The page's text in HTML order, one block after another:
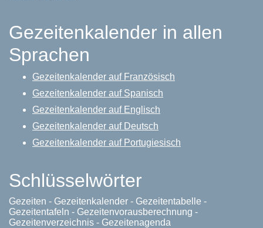
Gezeitenkalender in allen
Sprachen
Gezeitenkalender auf Französisch
Gezeitenkalender auf Spanisch
Gezeitenkalender auf Englisch
Gezeitenkalender auf Deutsch
Gezeitenkalender auf Portugiesisch
Schlüsselwörter
Gezeiten - Gezeitenkalender - Gezeitentabelle -
Gezeitentafeln - Gezeitenvorausberechnung -
Gezeitenverzeichnis - Gezeitenagenda